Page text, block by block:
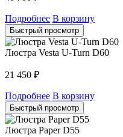
Подробнее В корзину
Быстрый просмотр
Люстра Vesta U-Turn D60
21 450 ₽
Подробнее В корзину
Быстрый просмотр
Люстра Paper D55